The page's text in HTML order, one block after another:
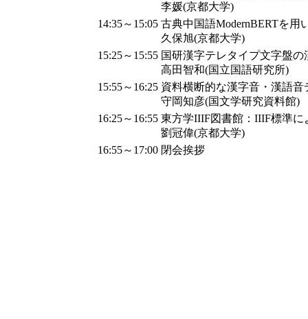
李媛(京都大学)
14:35～15:05 古典中国語ModernBERTを
久保旭(京都大学)
15:25～15:55 国研漢字テレタイプ文字盤の
高田智和(国立国語研究所)
15:55～16:25 資料横断的な漢字音・漢語
守岡知彦(国文学研究資料館)
16:25～16:55 東方学IIIF図書館：IIIF標準
劉冠偉(京都大学)
16:55～17:00 閉会挨拶